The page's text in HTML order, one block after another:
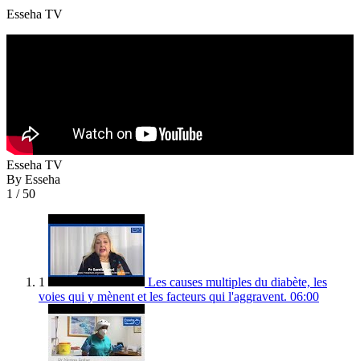
Esseha TV
Esseha TV
By Esseha
1 / 50
1
Les causes multiples du diabète, les
voies qui y mènent et les facteurs qui l'aggravent. 06:00